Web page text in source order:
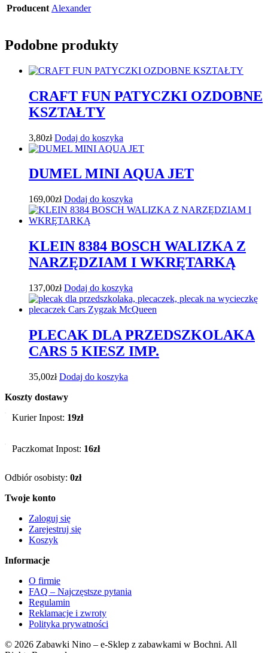
Producent Alexander
Podobne produkty
CRAFT FUN PATYCZKI OZDOBNE
KSZTAŁTY
3,80zł Dodaj do koszyka
DUMEL MINI AQUA JET
169,00zł Dodaj do koszyka
KLEIN 8384 BOSCH WALIZKA Z
NARZĘDZIAM I WKRĘTARKĄ
137,00zł Dodaj do koszyka
PLECAK DLA PRZEDSZKOLAKA
CARS 5 KIESZ IMP.
35,00zł Dodaj do koszyka
Koszty dostawy
Kurier Inpost: 19zł
Paczkomat Inpost: 16zł
Odbiór osobisty: 0zł
Twoje konto
Zaloguj się
Zarejestruj się
Koszyk
Informacje
O firmie
FAQ – Najczęstsze pytania
Regulamin
Reklamacje i zwroty
Polityka prywatności
© 2026 Zabawki Nino – e-Sklep z zabawkami w Bochni. All